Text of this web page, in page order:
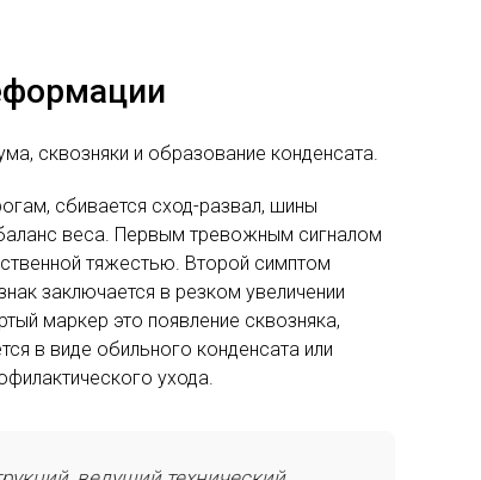
сквозняки и образование конденсата.
сбивается сход-развал, шины
веса. Первым тревожным сигналом
тяжестью. Второй симптом
заключается в резком увеличении
маркер это появление сквозняка,
в виде обильного конденсата или
ухода.